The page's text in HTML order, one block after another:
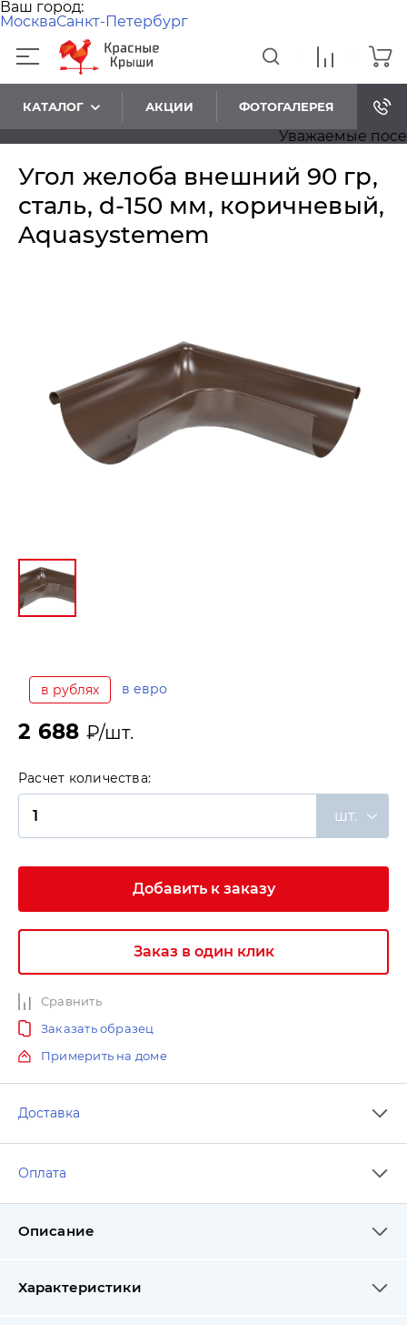
Ваш город:
МоскваСанкт-Петербург
КАТАЛОГ АКЦИИ ФОТОГАЛЕРЕЯ
Уважаемые
Угол желоба внешний 90 гр,
сталь, d-150 мм, коричневый,
Aquasystemem
в рублях в евро
2 688 ₽/шт.
Расчет количества:
шт.
Добавить к заказу
Заказ в один клик
Сравнить
Заказать образец
Примерить на доме
Доставка
Оплата
Описание
Характеристики